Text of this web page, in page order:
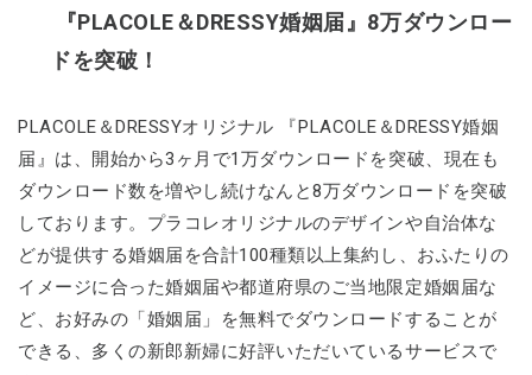
『PLACOLE＆DRESSY婚姻届』8万ダウンロー
ドを突破！
PLACOLE＆DRESSYオリジナル 『PLACOLE＆DRESSY婚姻
届』は、開始から3ヶ月で1万ダウンロードを突破、現在も
ダウンロード数を増やし続けなんと8万ダウンロードを突破
しております。プラコレオリジナルのデザインや自治体な
どが提供する婚姻届を合計100種類以上集約し、おふたりの
イメージに合った婚姻届や都道府県のご当地限定婚姻届な
ど、お好みの「婚姻届」を無料でダウンロードすることが
できる、多くの新郎新婦に好評いただいているサービスで